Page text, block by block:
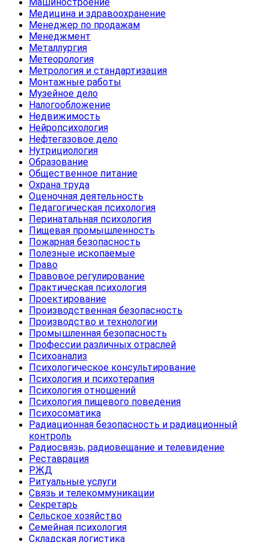
Медицина и здравоохранение
Менеджер по продажам
Менеджмент
Металлургия
Метеорология
Метрология и стандартизация
Монтажные работы
Музейное дело
Налогообложение
Недвижимость
Нейропсихология
Нефтегазовое дело
Нутрициология
Образование
Общественное питание
Охрана труда
Оценочная деятельность
Педагогическая психология
Перинатальная психология
Пищевая промышленность
Пожарная безопасность
Полезные ископаемые
Право
Правовое регулирование
Практическая психология
Проектирование
Производственная безопасность
Производство и технологии
Промышленная безопасность
Профессии различных отраслей
Психоанализ
Психологическое консультирование
Психология и психотерапия
Психология отношений
Психология пищевого поведения
Психосоматика
Радиационная безопасность и радиационный
контроль
Радиосвязь, радиовещание и телевидение
Реставрация
РЖД
Ритуальные услуги
Связь и телекоммуникации
Секретарь
Сельское хозяйство
Семейная психология
Складская логистика